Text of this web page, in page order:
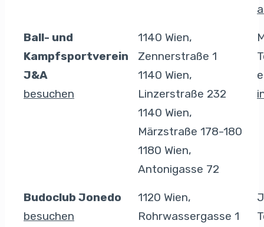
Ball- und
Kampfsportverein
J&A
besuchen
1140 Wien,
Zennerstraße 1
1140 Wien,
Linzerstraße 232
1140 Wien,
Märzstraße 178-180
1180 Wien,
Antonigasse 72
Budoclub Jonedo
besuchen
1120 Wien,
Rohrwassergasse 1